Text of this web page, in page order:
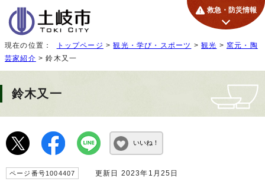
救急・防災情報
現在の位置： トップページ >観光・学び・スポーツ >観光 > 窯元・陶
芸家紹介 > 鈴木又一
鈴木又一
いいね！
ページ番号1004407 更新日 2023年1月25日